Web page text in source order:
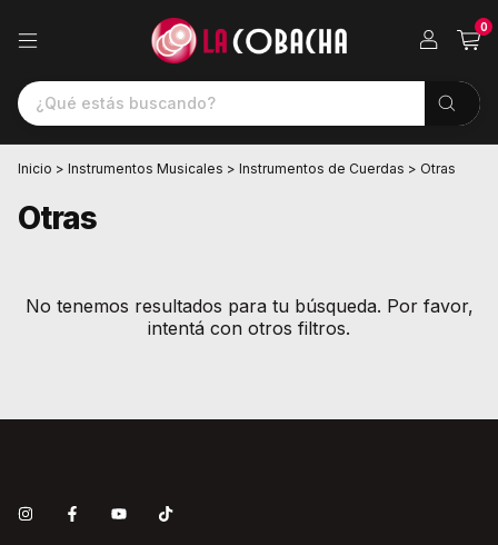
0
Inicio > Instrumentos Musicales > Instrumentos de Cuerdas > Otras
Otras
No tenemos resultados para tu búsqueda. Por favor,
intentá con otros filtros.